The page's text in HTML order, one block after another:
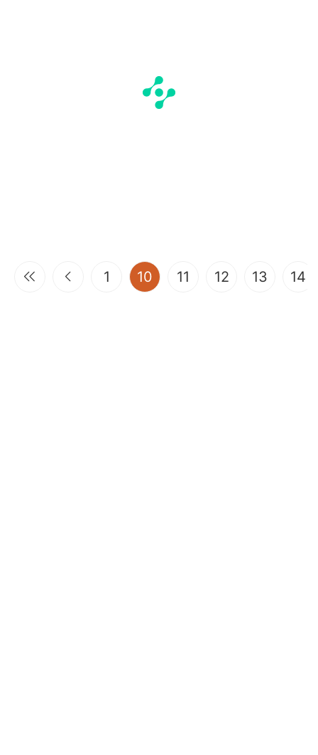
1 10 (current)
11 12 13 14